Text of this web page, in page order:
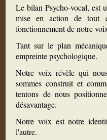
Le bilan Psycho-vocal, est
mise en action de tout
fonctionnement de notre
Tant sur le plan
empreinte psychologique.
Notre voix révèle qui
sommes construit et
tentons de nous
désavantage.
Notre voix est notre
l'autre.